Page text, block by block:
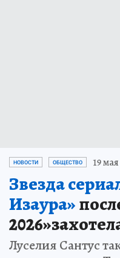
НОВОСТИ ОБЩЕСТВО 19 мая
Звезда
Изаура»
Луселия Сантус